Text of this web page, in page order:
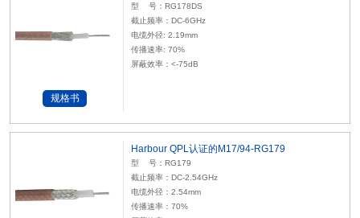
规格书
型 号：RG178DS
截止频率：DC-6GHz
电缆外径: 2.19mm
传播速率: 70%
屏蔽效率：<-75dB
Harbour QPL认证的M17/94-RG179
型 号：RG179
截止频率：DC-2.54GHz
电缆外径：2.54mm
传播速率：70%